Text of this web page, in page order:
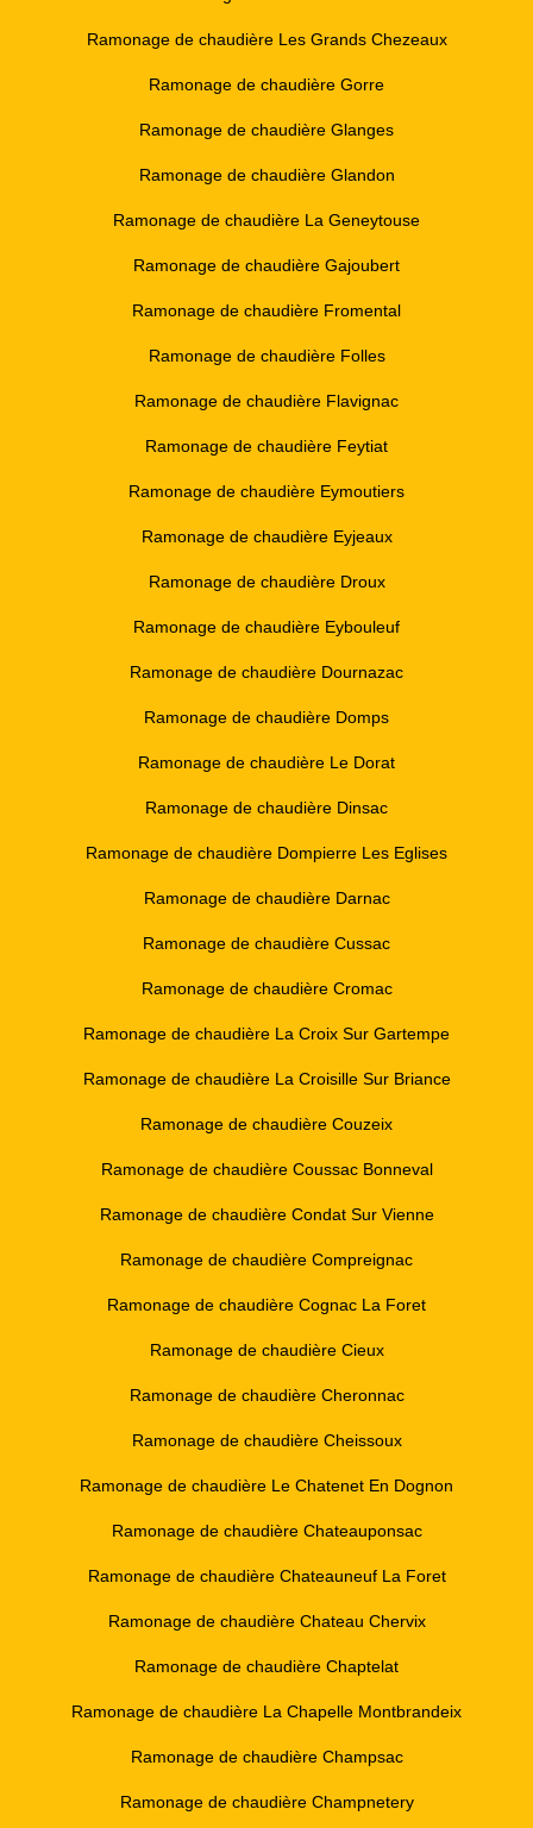
Ramonage de chaudière Les Grands Chezeaux
Ramonage de chaudière Gorre
Ramonage de chaudière Glanges
Ramonage de chaudière Glandon
Ramonage de chaudière La Geneytouse
Ramonage de chaudière Gajoubert
Ramonage de chaudière Fromental
Ramonage de chaudière Folles
Ramonage de chaudière Flavignac
Ramonage de chaudière Feytiat
Ramonage de chaudière Eymoutiers
Ramonage de chaudière Eyjeaux
Ramonage de chaudière Droux
Ramonage de chaudière Eybouleuf
Ramonage de chaudière Dournazac
Ramonage de chaudière Domps
Ramonage de chaudière Le Dorat
Ramonage de chaudière Dinsac
Ramonage de chaudière Dompierre Les Eglises
Ramonage de chaudière Darnac
Ramonage de chaudière Cussac
Ramonage de chaudière Cromac
Ramonage de chaudière La Croix Sur Gartempe
Ramonage de chaudière La Croisille Sur Briance
Ramonage de chaudière Couzeix
Ramonage de chaudière Coussac Bonneval
Ramonage de chaudière Condat Sur Vienne
Ramonage de chaudière Compreignac
Ramonage de chaudière Cognac La Foret
Ramonage de chaudière Cieux
Ramonage de chaudière Cheronnac
Ramonage de chaudière Cheissoux
Ramonage de chaudière Le Chatenet En Dognon
Ramonage de chaudière Chateauponsac
Ramonage de chaudière Chateauneuf La Foret
Ramonage de chaudière Chateau Chervix
Ramonage de chaudière Chaptelat
Ramonage de chaudière La Chapelle Montbrandeix
Ramonage de chaudière Champsac
Ramonage de chaudière Champnetery